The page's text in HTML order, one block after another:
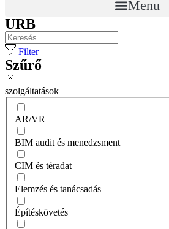
Menu
URB
Filter
Szűrő
szolgáltatások
AR/VR
BIM audit és menedzsment
CIM és téradat
Elemzés és tanácsadás
Építéskövetés